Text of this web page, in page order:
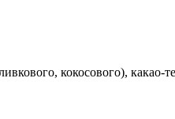
кокосового), какао-